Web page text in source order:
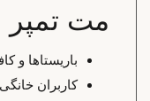
مت
باریستاها و
کاربران